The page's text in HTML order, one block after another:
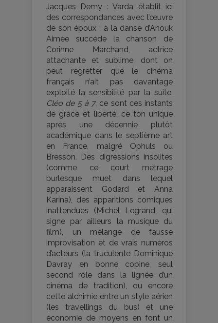
Jacques Demy : Varda établit ici
des correspondances avec l’œuvre
de son époux : à la danse d’Anouk
Aimée succède la chanson de
Corinne Marchand, actrice
attachante et sublime, dont on
peut regretter que le cinéma
français n’ait pas davantage
exploité la sensibilité par la suite.
Cléo de 5 à 7, ce sont ces instants
de grâce et liberté, ce ton unique
après une décennie plutôt
académique dans le septième art
en France, malgré Ophuls ou
Bresson. Des digressions insolites
(comme ce court métrage
burlesque muet dans lequel
apparaissent Godard et Anna
Karina), des apparitions comiques
inattendues (Michel Legrand, qui
signe par ailleurs la musique du
film), un mélange de fausse
improvisation et de vrais numéros
d’acteurs (la truculente Dominique
Davray en bonne copine, seul
second rôle dans la lignée d’un
cinéma de tradition), ou encore
cette alchimie entre un style aérien
(les travellings du bus) et une
économie de moyens en font un